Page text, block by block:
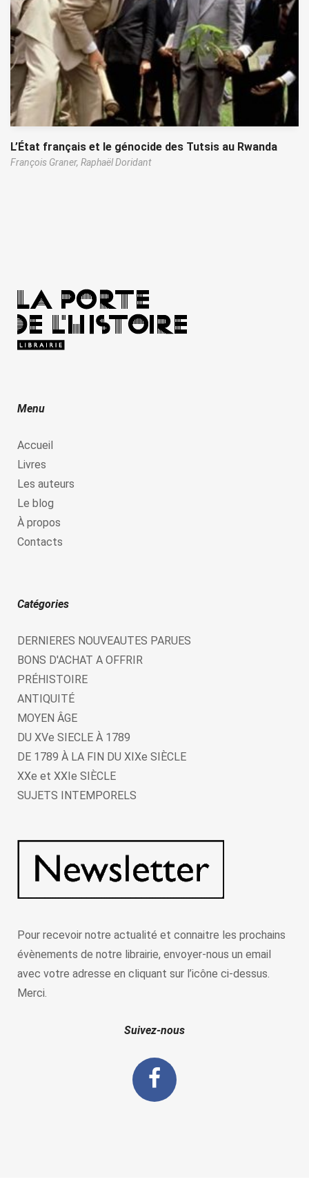
L’État français et le génocide des Tutsis au Rwanda
François Graner, Raphaël Doridant
Menu
Accueil
Livres
Les auteurs
Le blog
À propos
Contacts
Catégories
DERNIERES NOUVEAUTES PARUES
BONS D'ACHAT A OFFRIR
PRÉHISTOIRE
ANTIQUITÉ
MOYEN ÂGE
DU XVe SIECLE À 1789
DE 1789 À LA FIN DU XIXe SIÈCLE
XXe et XXIe SIÈCLE
SUJETS INTEMPORELS
Pour recevoir notre actualité et connaitre les prochains
évènements de notre librairie, envoyer-nous un email
avec votre adresse en cliquant sur l’icône ci-dessus.
Merci.
Suivez-nous